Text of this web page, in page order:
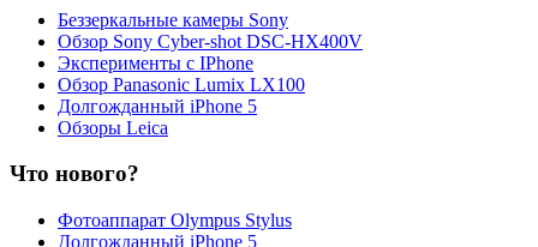
Беззеркальные камеры Sony
Обзор Sony Cyber-shot DSC-HX400V
Эксперименты с IPhone
Обзор Panasonic Lumix LX100
Долгожданный iPhone 5
Обзоры Leica
Что нового?
Фотоаппарат Olympus Stylus
Долгожданный iPhone 5